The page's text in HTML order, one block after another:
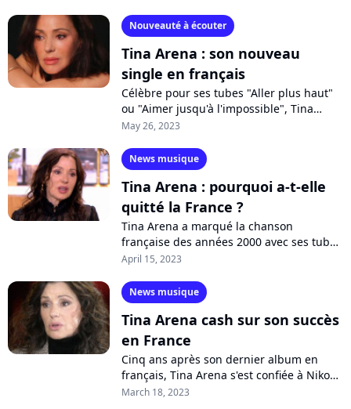
Nouveauté à écouter
Tina Arena : son nouveau
single en français
Célèbre pour ses tubes "Aller plus haut"
ou "Aimer jusqu'à l'impossible", Tina
Arena revient en France après plusieurs
May 26, 2023
News musique
Tina Arena : pourquoi a-t-elle
quitté la France ?
Tina Arena a marqué la chanson
française des années 2000 avec ses tubes
"Aller plus haut" ou "Je m'appelle
l'artiste...
April 15, 2023
News musique
Tina Arena cash sur son succès
en France
Cinq ans après son dernier album en
français, Tina Arena s'est confiée à Nikos
Aliagas sur son impressionnante carrière
March 18, 2023